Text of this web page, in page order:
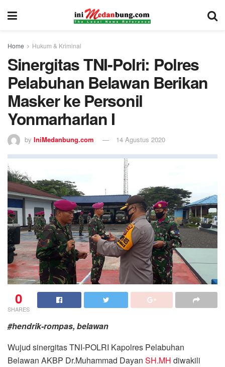
Home Hukum & Kriminal
Sinergitas TNI-Polri: Polres
Pelabuhan Belawan Berikan
Masker ke Personil
Yonmarharlan I
by IniMedanbung.com 14 Agustus 2020
0
SHARES
#hendrik-rompas, belawan
Wujud sinergitas TNI-POLRI Kapolres Pelabuhan
Belawan AKBP Dr.Muhammad Dayan SH.MH diwakili